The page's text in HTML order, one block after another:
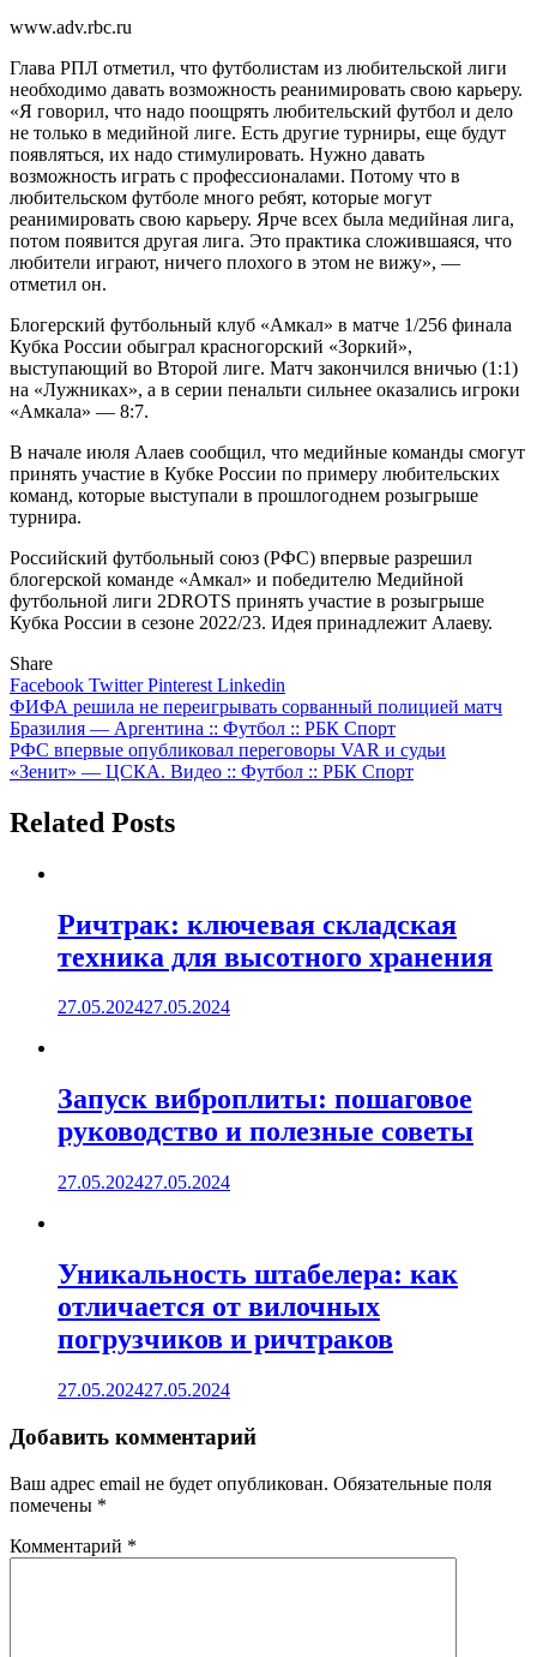
www.adv.rbc.ru
Глава РПЛ отметил, что футболистам из любительской лиги
необходимо давать возможность реанимировать свою карьеру.
«Я говорил, что надо поощрять любительский футбол и дело
не только в медийной лиге. Есть другие турниры, еще будут
появляться, их надо стимулировать. Нужно давать
возможность играть с профессионалами. Потому что в
любительском футболе много ребят, которые могут
реанимировать свою карьеру. Ярче всех была медийная лига,
потом появится другая лига. Это практика сложившаяся, что
любители играют, ничего плохого в этом не вижу», —
отметил он.
Блогерский футбольный клуб «Амкал» в матче 1/256 финала
Кубка России обыграл красногорский «Зоркий»,
выступающий во Второй лиге. Матч закончился вничью (1:1)
на «Лужниках», а в серии пенальти сильнее оказались игроки
«Амкала» — 8:7.
В начале июля Алаев сообщил, что медийные команды смогут
принять участие в Кубке России по примеру любительских
команд, которые выступали в прошлогоднем розыгрыше
турнира.
Российский футбольный союз (РФС) впервые разрешил
блогерской команде «Амкал» и победителю Медийной
футбольной лиги 2DROTS принять участие в розыгрыше
Кубка России в сезоне 2022/23. Идея принадлежит Алаеву.
Share
Facebook TwitterPinterest Linkedin
Навигация
по
записям
ФИФА решила не переигрывать сорванный полицией матч
Бразилия — Аргентина :: Футбол :: РБК Спорт
РФС впервые опубликовал переговоры VAR и судьи
«Зенит» — ЦСКА. Видео :: Футбол :: РБК Спорт
Related Posts
Ричтрак: ключевая складская
техника для высотного хранения
27.05.202427.05.2024
Запуск виброплиты: пошаговое
руководство и полезные советы
27.05.202427.05.2024
Уникальность штабелера: как
отличается от вилочных
погрузчиков и ричтраков
27.05.202427.05.2024
Добавить комментарий
Ваш адрес email не будет опубликован. Обязательные поля
помечены *
Комментарий *